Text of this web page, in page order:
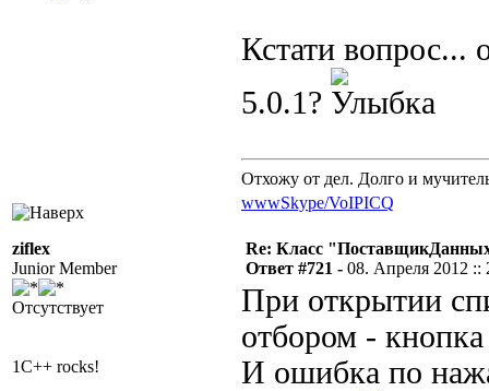
Кстати вопрос...
5.0.1?
Отхожу от дел. Долго и
wwwSkype/VoIPICQ
ziflex
Junior Member
Отсутствует
1C++ rocks!
Re: Класс
Ответ #721 - 08. Апреля 2012 ::
При открытии
отбором -
И ошибка по